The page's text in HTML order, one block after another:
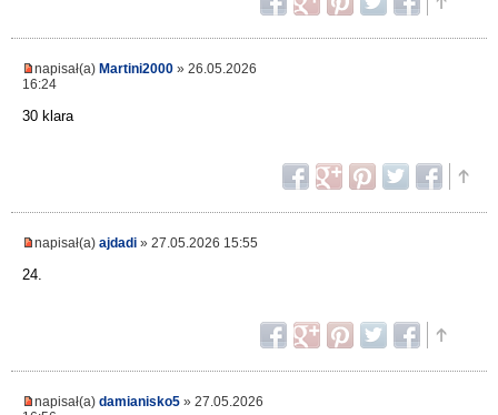
napisał(a) Martini2000 » 26.05.2026
16:24
30 klara
napisał(a) ajdadi » 27.05.2026 15:55
24.
napisał(a) damianisko5 » 27.05.2026